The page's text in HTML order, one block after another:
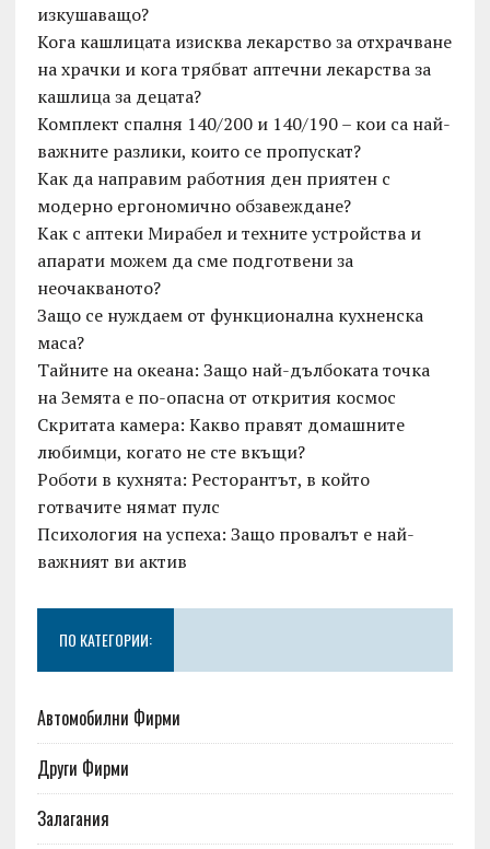
изкушаващо?
Кога кашлицата изисква лекарство за отхрачване
на храчки и кога трябват аптечни лекарства за
кашлица за децата?
Комплект спалня 140/200 и 140/190 – кои са най-
важните разлики, които се пропускат?
Как да направим работния ден приятен с
модерно ергономично обзавеждане?
Как с аптеки Мирабел и техните устройства и
апарати можем да сме подготвени за
неочакваното?
Защо се нуждаем от функционална кухненска
маса?
Тайните на океана: Защо най-дълбоката точка
на Земята е по-опасна от открития космос
Скритата камера: Какво правят домашните
любимци, когато не сте вкъщи?
Роботи в кухнята: Ресторантът, в който
готвачите нямат пулс
Психология на успеха: Защо провалът е най-
важният ви актив
ПО КАТЕГОРИИ:
Автомобилни Фирми
Други Фирми
Залагания